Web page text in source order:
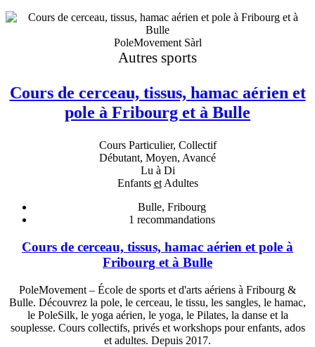
PoleMovement Sàrl
Autres sports
Cours de cerceau, tissus, hamac aérien et
pole à Fribourg et à Bulle
Cours Particulier, Collectif
Débutant, Moyen, Avancé
Lu à Di
Enfants etAdultes
Bulle, Fribourg
1 recommandations
Cours de cerceau, tissus, hamac aérien et pole à
Fribourg et à Bulle
PoleMovement – École de sports et d'arts aériens à Fribourg &
Bulle. Découvrez la pole, le cerceau, le tissu, les sangles, le hamac,
le PoleSilk, le yoga aérien, le yoga, le Pilates, la danse et la
souplesse. Cours collectifs, privés et workshops pour enfants, ados
et adultes. Depuis 2017.